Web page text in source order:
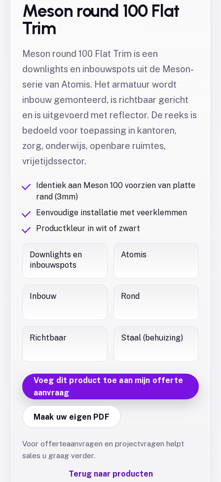
Meson round 100 Flat
Trim
Meson round 100 Flat Trim is een
downlights en inbouwspots uit de Meson-
serie van Atomis. Het armatuur wordt
inbouw gemonteerd, is richtbaar gericht
en is uitgevoerd met reflector. De reeks is
bedoeld voor toepassing in kantoren,
zorg, onderwijs, openbare ruimtes,
vrijetijdssector.
Identiek aan Meson 100 voorzien van platte
rand (3mm)
Eenvoudige installatie met veerklemmen
Productkleur in wit of zwart
Downlights en
inbouwspots
Atomis
Inbouw Rond
Richtbaar Staal (behuizing)
Voeg dit product toe aan mijn offerte
aanvraag
Maak uw eigen PDF
Voor offerteaanvragen en projectvragen helpt
sales u graag verder.
Terug naar producten